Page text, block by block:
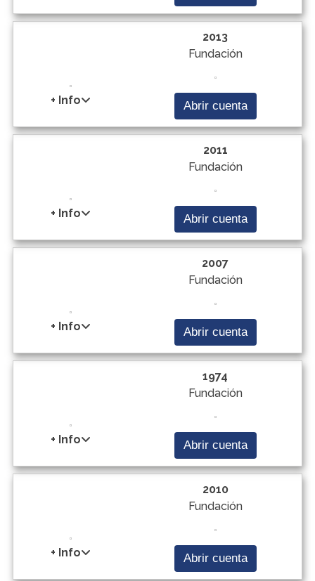
+ Info
2013
Fundación
Abrir cuenta
+ Info
2011
Fundación
Abrir cuenta
+ Info
2007
Fundación
Abrir cuenta
+ Info
1974
Fundación
Abrir cuenta
+ Info
2010
Fundación
Abrir cuenta